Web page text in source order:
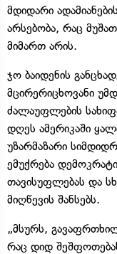
მდიდარი
არსებობა, რაც
მიმართ არის.
ჯო ბაიდენის
მცირერიცხოვანი
ძალაუფლების
დღეს ამერიკაში
უზარმაზარი
ემუქრება
თავისუფლებას და
მიღწევის შანსებს.
„მსურს,
რაც დიდ